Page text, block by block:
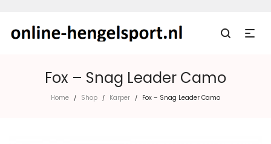
Fox – Snag Leader Camo
Home / Shop / Karper / Fox – Snag Leader Camo